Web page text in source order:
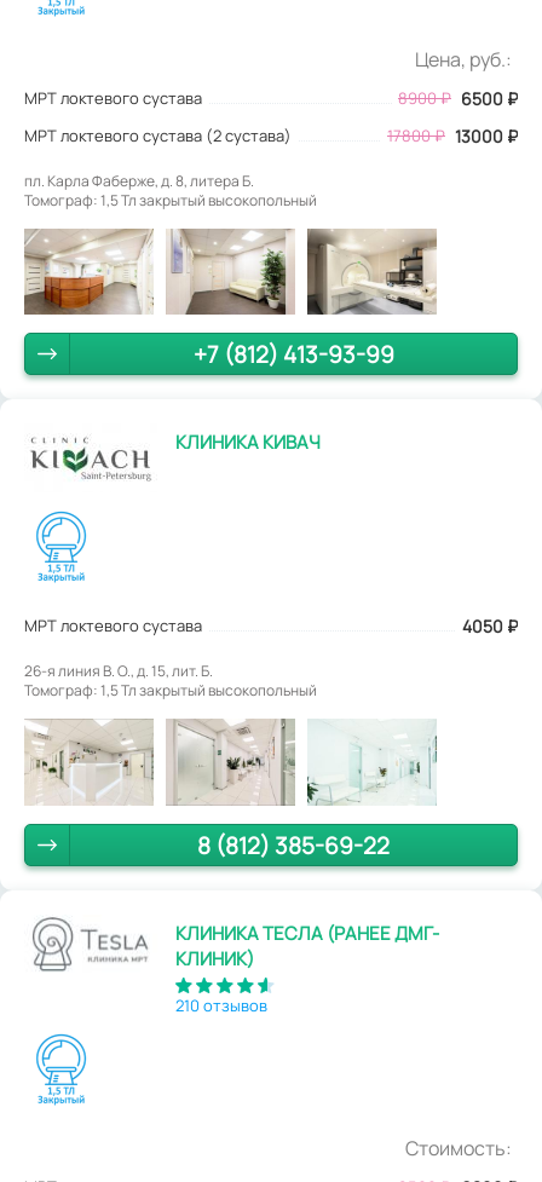
Цена, руб.:
МРТ локтевого сустава 8900₽ 6500 ₽
МРТ локтевого сустава (2 сустава) 17800 ₽ 13000 ₽
пл. Карла Фаберже, д. 8, литера Б.
Томограф: 1,5 Тл закрытый высокопольный
+7 (812) 413-93-99
КЛИНИКА КИВАЧ
МРТ локтевого сустава 4050 ₽
26-я линия В. О., д. 15, лит. Б.
Томограф: 1,5 Тл закрытый высокопольный
8 (812) 385-69-22
КЛИНИКА ТЕСЛА (РАНЕЕ ДМГ-
КЛИНИК)
210 отзывов
Стоимость: